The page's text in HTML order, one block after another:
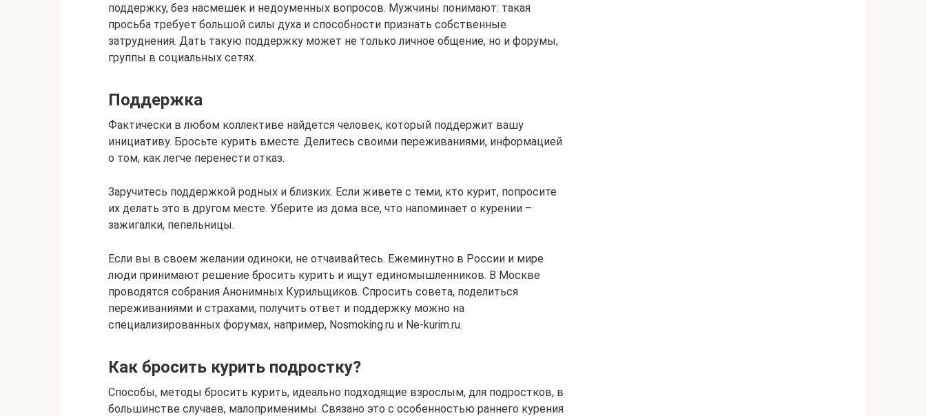
поддержку, без насмешек и недоуменных вопросов. Мужчины понимают: такая
просьба требует большой силы духа и способности признать собственные
затруднения. Дать такую поддержку может не только личное общение, но и форумы,
группы в социальных сетях.
Поддержка
Фактически в любом коллективе найдется человек, который поддержит вашу
инициативу. Бросьте курить вместе. Делитесь своими переживаниями, информацией
о том, как легче перенести отказ.
Заручитесь поддержкой родных и близких. Если живете с теми, кто курит, попросите
их делать это в другом месте. Уберите из дома все, что напоминает о курении –
зажигалки, пепельницы.
Если вы в своем желании одиноки, не отчаивайтесь. Ежеминутно в России и мире
люди принимают решение бросить курить и ищут единомышленников. В Москве
проводятся собрания Анонимных Курильщиков. Спросить совета, поделиться
переживаниями и страхами, получить ответ и поддержку можно на
специализированных форумах, например, Nosmoking.ru и Ne-kurim.ru.
Как бросить курить подростку?
Способы, методы бросить курить, идеально подходящие взрослым, для подростков, в
большинстве случаев, малоприменимы. Связано это с особенностью раннего курения